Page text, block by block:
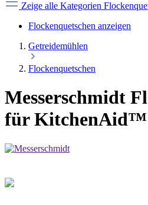
Zeige alle Kategorien
Flockenquetschen anzeigen
Getreidemühlen
Flockenquetschen
Messerschmidt
für KitchenAid™